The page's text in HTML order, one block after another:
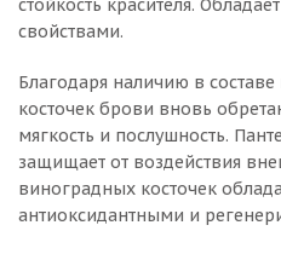
стойкость красителя.
свойствами.
Благодаря наличию в
косточек брови вновь
мягкость и послушность.
защищает от воздействия
виноградных косточек
антиоксидантными и